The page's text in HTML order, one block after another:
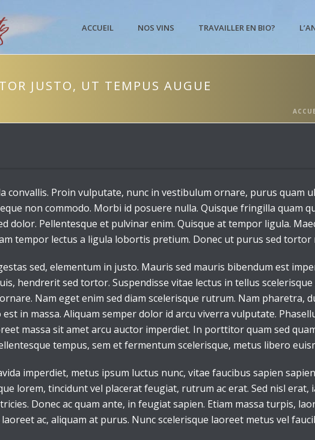
ACCUEIL NOS VINS TRAVAILLER EN BIO?
JUSTO, UT TEMPUS AUGUE
convallis. Proin vulputate, nunc in vestibulum ornare, purus
non commodo. Morbi id posuere nulla. Quisque fringilla quam
dolor. Pellentesque et pulvinar enim. Quisque at tempor ligula.
tempor lectus a ligula lobortis pretium. Donec ut purus sed
sed, elementum in justo. Mauris sed mauris bibendum est
hendrerit sed tortor. Suspendisse vitae lectus in tellus
Nam eget enim sed diam scelerisque rutrum. Nam pharetra,
in massa. Aliquam semper dolor id arcu viverra vulputate.
massa sit amet arcu auctor imperdiet. In porttitor quam sed
tempus, sem et fermentum scelerisque, metus libero
imperdiet, metus ipsum luctus nunc, vitae faucibus sapien
lorem, tincidunt vel placerat feugiat, rutrum ac erat. Sed nisl erat,
Donec ac quam ante, in feugiat sapien. Etiam massa turpis,
ac, aliquam at purus. Nunc scelerisque laoreet metus vel